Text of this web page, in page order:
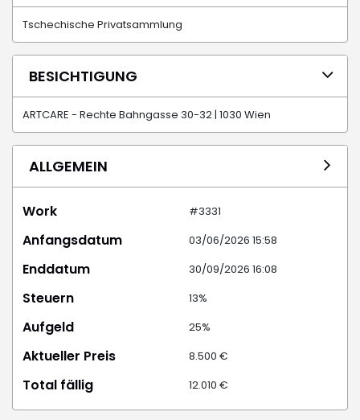
Tschechische Privatsammlung
BESICHTIGUNG
ARTCARE - Rechte Bahngasse 30-32 | 1030 Wien
ALLGEMEIN
Work #3331
Anfangsdatum 03/06/2026 15:58
Enddatum 30/09/2026 16:08
Steuern 13%
Aufgeld 25%
Aktueller Preis 8.500 €
Total fällig 12.010 €